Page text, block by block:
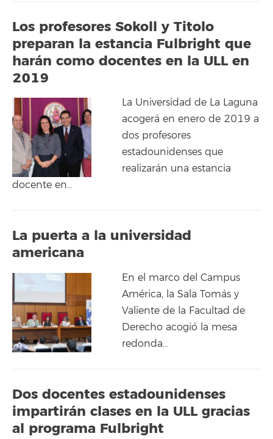
Los profesores Sokoll y Titolo
preparan la estancia Fulbright que
harán como docentes en la ULL en
2019
La Universidad de La Laguna
acogerá en enero de 2019 a
dos profesores
estadounidenses que
realizarán una estancia
docente en…
La puerta a la universidad
americana
En el marco del Campus
América, la Sala Tomás y
Valiente de la Facultad de
Derecho acogió la mesa
redonda…
Dos docentes estadounidenses
impartirán clases en la ULL gracias
al programa Fulbright